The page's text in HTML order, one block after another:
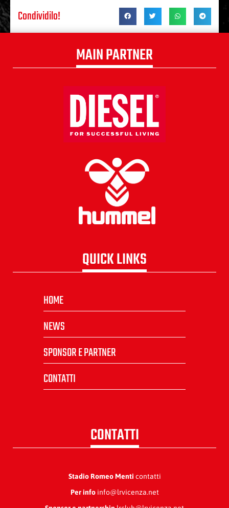
Condividilo!
MAIN PARTNER
QUICK LINKS
HOME
NEWS
SPONSOR E PARTNER
CONTATTI
CONTATTI
Stadio Romeo Menti contatti
Per infoinfo@lrvicenza.net